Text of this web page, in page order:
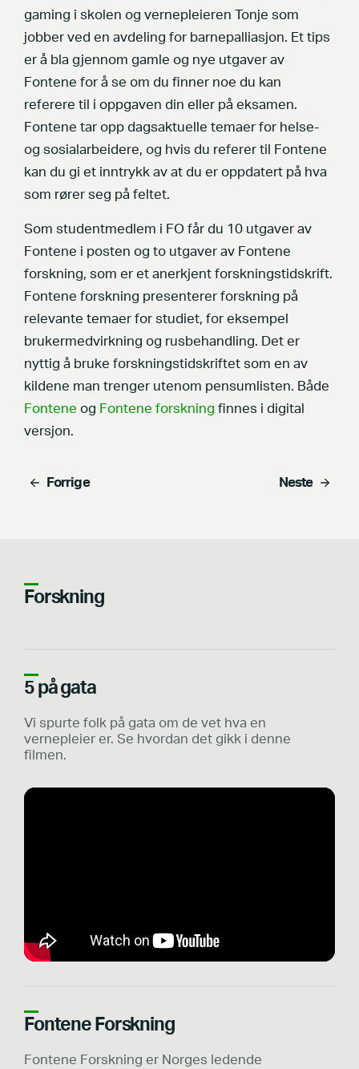
gaming i skolen og vernepleieren Tonje som
jobber ved en avdeling for barnepalliasjon. Et tips
er å bla gjennom gamle og nye utgaver av
Fontene for å se om du finner noe du kan
referere til i oppgaven din eller på eksamen.
Fontene tar opp dagsaktuelle temaer for helse-
og sosialarbeidere, og hvis du referer til Fontene
kan du gi et inntrykk av at du er oppdatert på hva
som rører seg på feltet.
Som studentmedlem i FO får du 10 utgaver av
Fontene i posten og to utgaver av Fontene
forskning, som er et anerkjent forskningstidskrift.
Fontene forskning presenterer forskning på
relevante temaer for studiet, for eksempel
brukermedvirkning og rusbehandling. Det er
nyttig å bruke forskningstidskriftet som en av
kildene man trenger utenom pensumlisten. Både
Fontene og Fontene forskning finnes i digital
versjon.
Forrige Neste
Forskning
5 på gata
Vi spurte folk på gata om de vet hva en
vernepleier er. Se hvordan det gikk i denne
filmen.
Fontene Forskning
Fontene Forskning er Norges ledende